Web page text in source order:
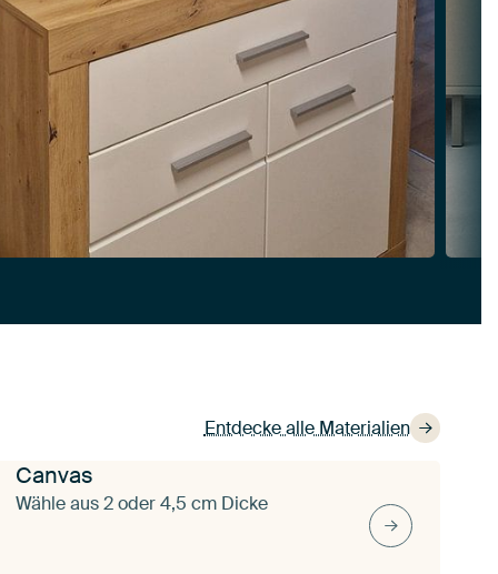
Entdecke alle Materialien
Canvas
Wähle aus 2 oder 4,5 cm Dicke